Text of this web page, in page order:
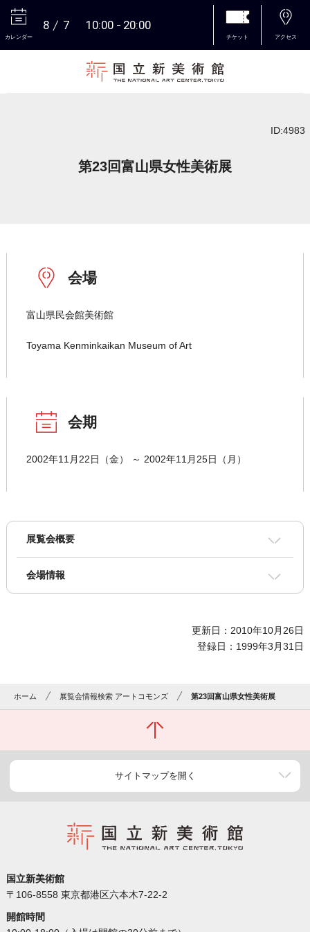
カレンダー
8 7 10:00 20:00
チケット アクセス
ID:4983
第23回富山県女性美術展
会場
富山県民会館美術館
Toyama Kenminkaikan Museum of Art
会期
2002年11月22日（金） ～ 2002年11月25日（月）
展覧会概要
会場情報
更新日：2010年10月26日
登録日：1999年3月31日
ホーム 展覧会情報検索 アートコモンズ 第23回富山県女性美術展
サイトマップを開く
国立新美術館
〒106-8558 東京都港区六本木7-22-2
開館時間